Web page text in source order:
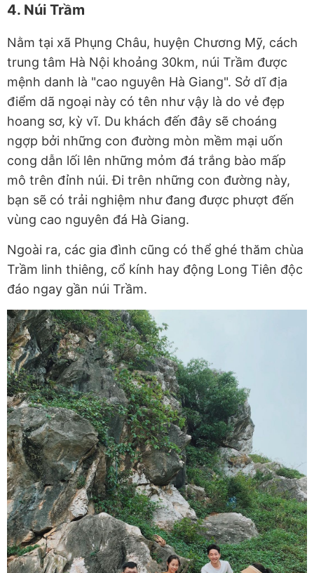
4. Núi Trầm
Nằm tại xã Phụng Châu, huyện Chương Mỹ, cách
trung tâm Hà Nội khoảng 30km, núi Trầm được
mệnh danh là "cao nguyên Hà Giang". Sở dĩ địa
điểm dã ngoại này có tên như vậy là do vẻ đẹp
hoang sơ, kỳ vĩ. Du khách đến đây sẽ choáng
ngợp bởi những con đường mòn mềm mại uốn
cong dẫn lối lên những mỏm đá trắng bào mấp
mô trên đỉnh núi. Đi trên những con đường này,
bạn sẽ có trải nghiệm như đang được phượt đến
vùng cao nguyên đá Hà Giang.
Ngoài ra, các gia đình cũng có thể ghé thăm chùa
Trầm linh thiêng, cổ kính hay động Long Tiên độc
đáo ngay gần núi Trầm.